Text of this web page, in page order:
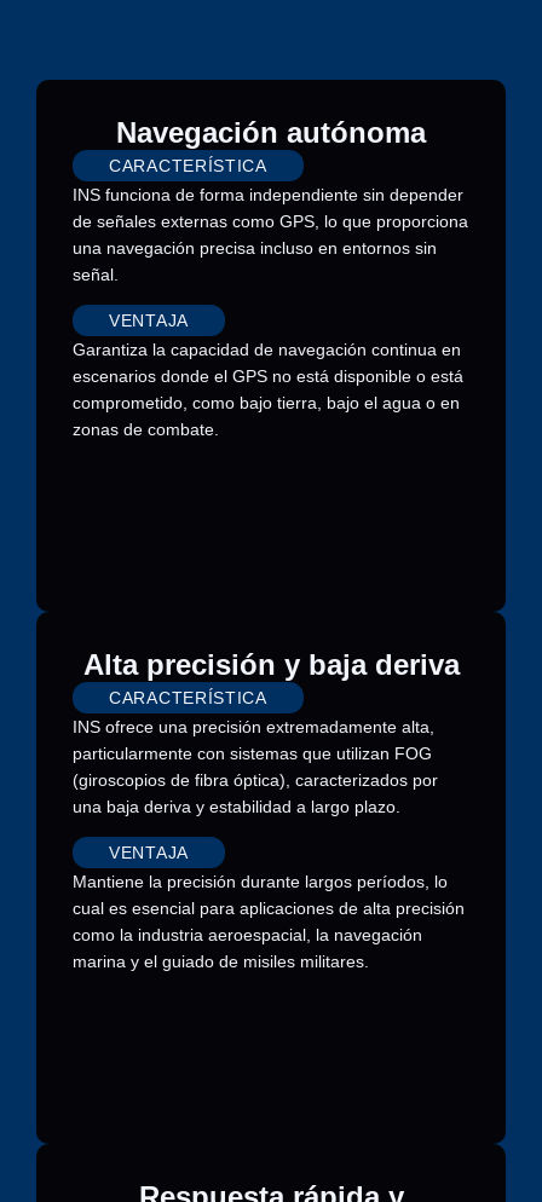
Navegación autónoma
CARACTERÍSTICA
INS funciona de forma independiente sin depender
de señales externas como GPS, lo que proporciona
una navegación precisa incluso en entornos sin
señal.
VENTAJA
Garantiza la capacidad de navegación continua en
escenarios donde el GPS no está disponible o está
comprometido, como bajo tierra, bajo el agua o en
zonas de combate.
Alta precisión y baja deriva
CARACTERÍSTICA
INS ofrece una precisión extremadamente alta,
particularmente con sistemas que utilizan FOG
(giroscopios de fibra óptica), caracterizados por
una baja deriva y estabilidad a largo plazo.
VENTAJA
Mantiene la precisión durante largos períodos, lo
cual es esencial para aplicaciones de alta precisión
como la industria aeroespacial, la navegación
marina y el guiado de misiles militares.